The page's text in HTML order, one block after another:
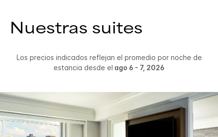
Nuestras suites
Los precios indicados reflejan el promedio por noche de
estancia desde el ago 6 - 7, 2026